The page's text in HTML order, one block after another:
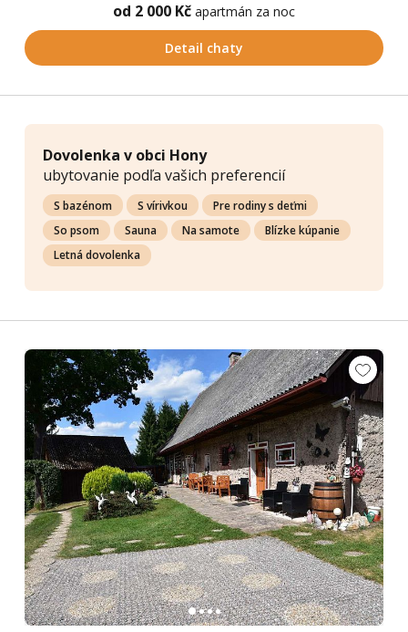
od 2 000 Kč apartmán za noc
Detail chaty
Dovolenka v obci Hony
ubytovanie podľa vašich preferencií
S bazénom S vírivkou
Pre rodiny s deťmi
So psom
Sauna Na samote
Blízke kúpanie
Letná dovolenka